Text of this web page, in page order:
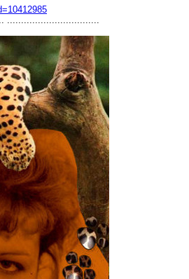
.................................